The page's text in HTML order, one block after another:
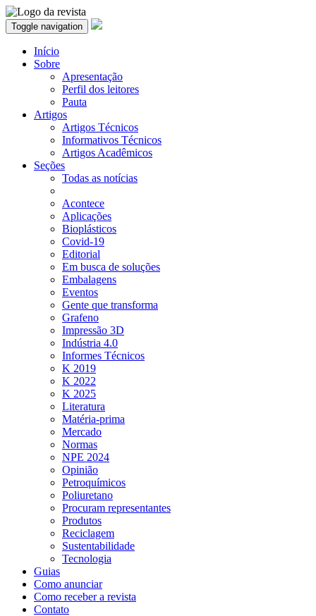
Toggle navigation
Início
Sobre
Apresentação
Perfil dos leitores
Pauta
Artigos
Artigos Técnicos
Informativos Técnicos
Artigos Acadêmicos
Seções
Todas as notícias
Acontece
Aplicações
Bioplásticos
Covid-19
Editorial
Em busca de soluções
Embalagens
Eventos
Gente que transforma
Grafeno
Impressão 3D
Indústria 4.0
Informes Técnicos
K 2019
K 2022
K 2025
Literatura
Matéria-prima
Mercado
Normas
NPE 2024
Opinião
Petroquímicos
Poliuretano
Procuram representantes
Produtos
Reciclagem
Sustentabilidade
Tecnologia
Guias
Como anunciar
Como receber a revista
Contato